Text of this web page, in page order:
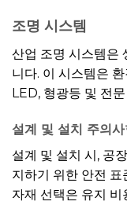
조명 시스템
산업 조명 시스템은
니다. 이 시스템은
LED, 형광등 및 전
설계 및 설치 주의
설계 및 설치 시, 공
지하기 위한 안전 표
자재 선택은 유지